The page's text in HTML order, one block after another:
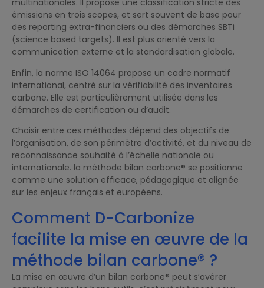
multinationales. Il propose une classification stricte des
émissions en trois scopes, et sert souvent de base pour
des reporting extra-financiers ou des démarches SBTi
(science based targets). Il est plus orienté vers la
communication externe et la standardisation globale.
Enfin, la norme ISO 14064 propose un cadre normatif
international, centré sur la vérifiabilité des inventaires
carbone. Elle est particulièrement utilisée dans les
démarches de certification ou d’audit.
Choisir entre ces méthodes dépend des objectifs de
l’organisation, de son périmètre d’activité, et du niveau de
reconnaissance souhaité à l’échelle nationale ou
internationale. la méthode bilan carbone® se positionne
comme une solution efficace, pédagogique et alignée
sur les enjeux français et européens.
Comment D-Carbonize
facilite la mise en œuvre de la
méthode bilan carbone® ?
La mise en œuvre d’un bilan carbone® peut s’avérer